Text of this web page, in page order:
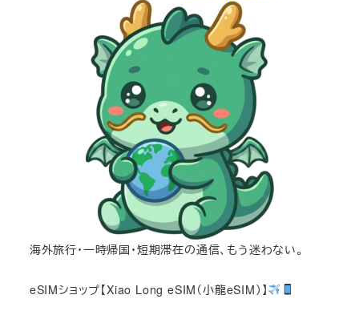
海外旅行・一時帰国・短期滞在の通信、もう迷わない。
eSIMショップ【Xiao Long eSIM（小龍eSIM）】